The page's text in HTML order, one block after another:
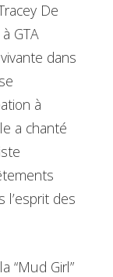
De
GTA
dans
à
a chanté
l’esprit des
“Mud Girl”